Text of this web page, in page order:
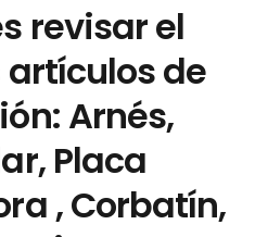
revisar el
artículos de
Arnés,
Placa
, Corbatín,